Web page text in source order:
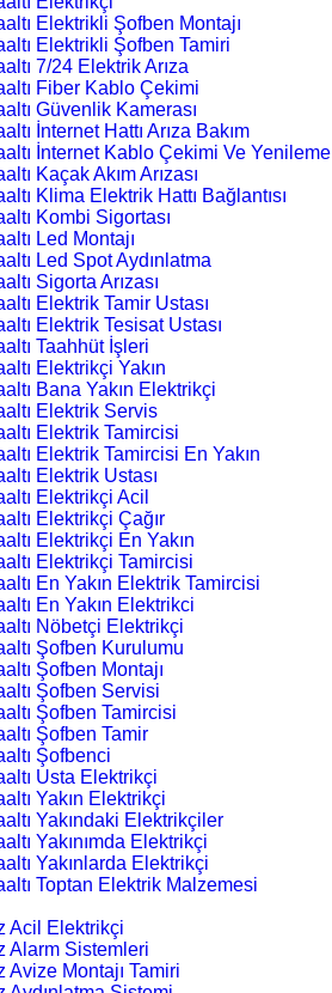
Elektrikli Şofben Montajı
Elektrikli Şofben Tamiri
7/24 Elektrik Arıza
Fiber Kablo Çekimi
Güvenlik Kamerası
İnternet Hattı Arıza Bakım
İnternet Kablo Çekimi Ve Yenileme
Kaçak Akım Arızası
Klima Elektrik Hattı Bağlantısı
Kombi Sigortası
Led Montajı
Led Spot Aydınlatma
Sigorta Arızası
Elektrik Tamir Ustası
Elektrik Tesisat Ustası
Taahhüt İşleri
Elektrikçi Yakın
Bana Yakın Elektrikçi
Elektrik Servis
Elektrik Tamircisi
Elektrik Tamircisi En Yakın
Elektrik Ustası
Elektrikçi Acil
Elektrikçi Çağır
Elektrikçi En Yakın
Elektrikçi Tamircisi
En Yakın Elektrik Tamircisi
En Yakın Elektrikci
Nöbetçi Elektrikçi
Şofben Kurulumu
Şofben Montajı
Şofben Servisi
Şofben Tamircisi
Şofben Tamir
Şofbenci
Usta Elektrikçi
Yakın Elektrikçi
Yakındaki Elektrikçiler
Yakınımda Elektrikçi
Yakınlarda Elektrikçi
Toptan Elektrik Malzemesi
Acil Elektrikçi
Alarm Sistemleri
Avize Montajı Tamiri